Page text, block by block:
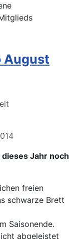
August
Jahr noch
freien
schwarze Brett
Saisonende.
abgeleistet